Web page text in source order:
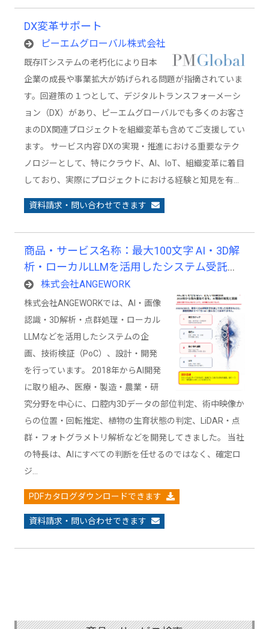
DX変革サポート
ピーエムグローバル株式会社
既存ITシステムの老朽化により日本
企業の成長や事業拡大が妨げられる問題が指摘されていま
す。回避策の１つとして、デジタルトランスフォーメーシ
ョン（DX）があり、ピーエムグローバルでも多くのお客さ
まのDX関連プロジェクトを組織変革も含めてご支援してい
ます。 サービス内容 DXの実現・推進における重要なテク
ノロジーとして、特にクラウド、AI、IoT、組織変革に着目
しており、実際にプロジェクトにおける経験と知見を有…
資料請求・問い合わせできます
商品・サービス名称：最大100文字 AI・3D解
析・ローカルLLMを活用したシステム受託開
発サービス
株式会社ANGEWORK
株式会社ANGEWORKでは、AI・画像
認識・3D解析・点群処理・ローカル
LLMなどを活用したシステムの企
画、技術検証（PoC）、設計・開発
を行っています。 2018年からAI開発
に取り組み、医療・製造・農業・研
究分野を中心に、口腔内3Dデータの部位判定、術中映像か
らの位置・回転推定、植物の生育状態の判定、LiDAR・点
群・フォトグラメトリ解析などを開発してきました。 当社
の特長は、AIにすべての判断を任せるのではなく、確定ロ
ジ…
PDFカタログダウンロードできます
資料請求・問い合わせできます